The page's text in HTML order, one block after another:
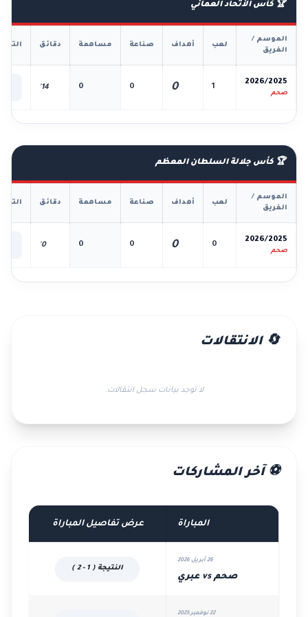
🏆 كأس الأتحاد العماني
الموسم /
الفريق
لعب أهداف صناعة مساهمة دقائق
2026/2025
صحم
1
0
0
0
14'
🏆 كأس جلالة السلطان المعظم
الموسم /
الفريق
لعب أهداف صناعة مساهمة دقائق
2026/2025
صحم
0
0
0
0
0'
🔄 الانتقالات
لا توجد بيانات سجل انتقالات.
⚽ آخر المشاركات
المباراة عرض تفاصيل المباراة
26 أبريل 2026
صحم vs عبري
النتيجة ( 1 - 2 )
22 نوفمبر 2025